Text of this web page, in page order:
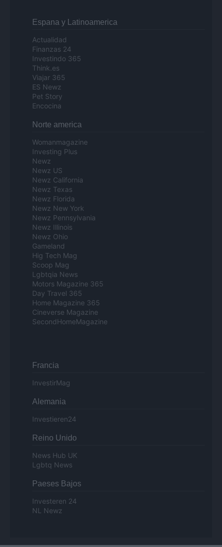
Espana y Latinoamerica
Actualidad
Finanzas 24
Investindo 365
Think.es
Viajar 365
ES Newz
Pet Story
Encocina
Norte america
Womanmagazine
Investing Plus
Newz
Newz US
Newz California
Newz Texas
Newz Florida
Newz New York
Newz Pennsylvania
Newz Illinois
Newz Ohio
Gameland
Hig Tech Mag
Scoop Mag
Lgbtqia News
Motors Magazine 365
Day Travel 365
Home Magazine 365
Cineverse Magazine
SecondHomeMagazine
Francia
InvestirMag
Alemania
Investieren24
Reino Unido
News Hub UK
Lgbtq News
Paeses Bajos
Investeren 24
NL Newz